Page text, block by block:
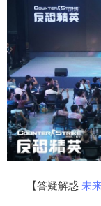
【答疑解惑 未